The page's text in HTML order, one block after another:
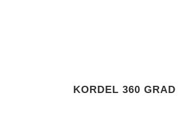
KORDEL 360 GRAD